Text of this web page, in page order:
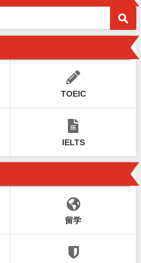
TOEIC
IELTS
留学